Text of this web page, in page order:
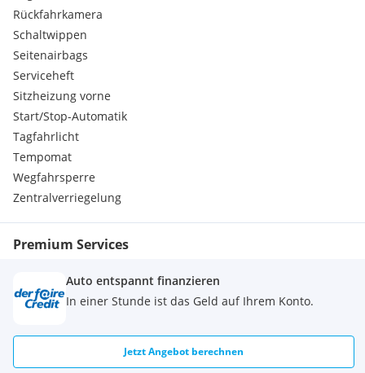
Aktiver Park Assistent
Elektronisches Stabilitätsprogramm
Anhängerkupplung
Bordcomputer
Klimaanlage
Bremsassistent
Dab Tuner
Eco Start-Stop Funktion
Kindersitzbefestigung Isofix
Lederausstattung
Navigationssystem
Schaltwippen
Wegfahrsperre
Lordosenstütze
Adaptives Kurvenlicht
Kopfairbags
elektr. Sitzverstellung
Sitzheizung
Einparkhilfe hi. + vo.
Rückfahrkamera
Schaltwippen
Seitenairbags
Serviceheft
Sitzheizung vorne
Start/Stop-Automatik
Tagfahrlicht
Tempomat
Wegfahrsperre
Zentralverriegelung
Premium Services
Auto entspannt finanzieren
In einer Stunde ist das Geld auf Ihrem Konto.
Jetzt Angebot berechnen